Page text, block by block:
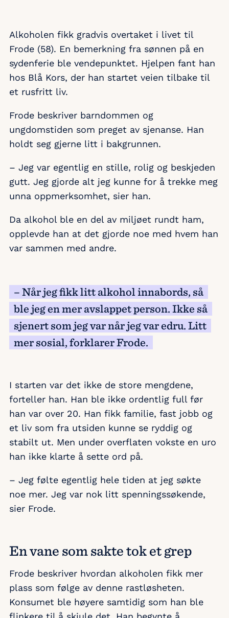
Alkoholen fikk gradvis overtaket i livet til
Frode (58). En bemerkning fra sønnen på en
sydenferie ble vendepunktet. Hjelpen fant han
hos Blå Kors, der han startet veien tilbake til
et rusfritt liv.
Frode beskriver barndommen og
ungdomstiden som preget av sjenanse. Han
holdt seg gjerne litt i bakgrunnen.
– Jeg var egentlig en stille, rolig og beskjeden
gutt. Jeg gjorde alt jeg kunne for å trekke meg
unna oppmerksomhet, sier han.
Da alkohol ble en del av miljøet rundt ham,
opplevde han at det gjorde noe med hvem han
var sammen med andre.
– Når jeg fikk litt alkohol innabords, så
ble jeg en mer avslappet person. Ikke så
sjenert som jeg var når jeg var edru. Litt
mer sosial, forklarer Frode.
I starten var det ikke de store mengdene,
forteller han. Han ble ikke ordentlig full før
han var over 20. Han fikk familie, fast jobb og
et liv som fra utsiden kunne se ryddig og
stabilt ut. Men under overflaten vokste en uro
han ikke klarte å sette ord på.
– Jeg følte egentlig hele tiden at jeg søkte
noe mer. Jeg var nok litt spenningssøkende,
sier Frode.
En vane som sakte tok et grep
Frode beskriver hvordan alkoholen fikk mer
plass som følge av denne rastløsheten.
Konsumet ble høyere samtidig som han ble